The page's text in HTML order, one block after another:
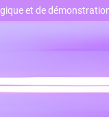
et de